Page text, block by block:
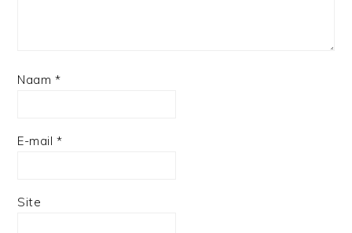
Naam *
E-mail *
Site